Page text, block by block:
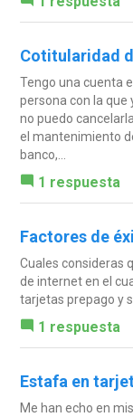
Cotitularidad
Tengo una cuenta
persona con la que
no puedo
el mantenimiento
banco,...
1 respuesta
Factores de
Cuales consideras
de internet en el
tarjetas prepago y
1 respuesta
Estafa en
Me han echo en